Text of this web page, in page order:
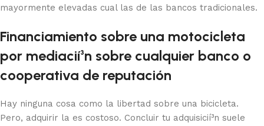
mayormente elevadas cual las de las bancos tradicionales.
Financiamiento sobre una motocicleta
por mediacií³n sobre cualquier banco o
cooperativa de reputación
Hay ninguna cosa como la libertad sobre una bicicleta.
Pero, adquirir la es costoso. Concluir tu adquisicií³n suele